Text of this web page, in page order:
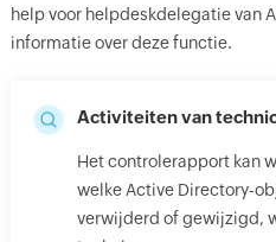
help voor helpdeskdelegatie van
informatie over deze functie.
Activiteiten van
Het controlerapport kan
welke Active Directory-
verwijderd of gewijzigd,